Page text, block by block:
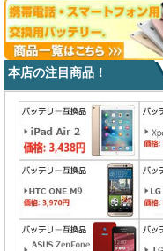
本店の注目商品！